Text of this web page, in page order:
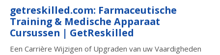
getreskilled.com: Farmaceutische
Training & Medische Apparaat
Cursussen | GetReskilled
Een Carrière Wijzigen of Upgraden van uw Vaardigheden